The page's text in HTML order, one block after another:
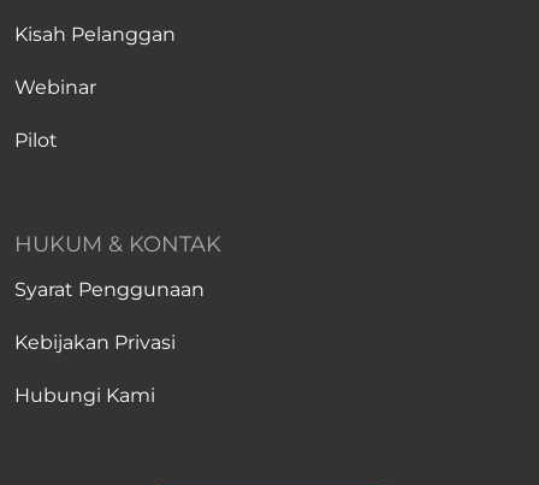
Kisah Pelanggan
Webinar
Pilot
HUKUM & KONTAK
Syarat Penggunaan
Kebijakan Privasi
Hubungi Kami